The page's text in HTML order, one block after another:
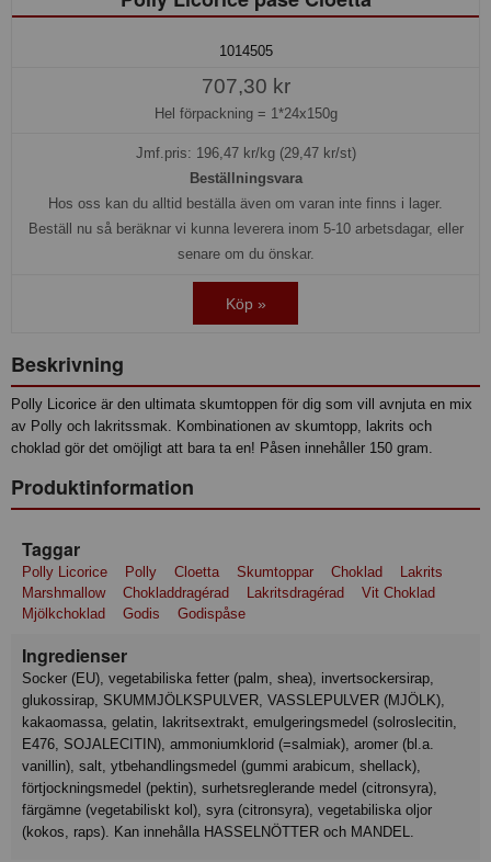
1014505
707,30 kr
Hel förpackning = 1*24x150g
Jmf.pris: 196,47kr/kg (29,47 kr/st)
Beställningsvara
Hos oss kan du alltid beställa även om varan inte finns i lager.
Beställ nu så beräknar vi kunna leverera inom 5-10 arbetsdagar, eller
senare om du önskar.
Köp »
Beskrivning
Polly Licorice är den ultimata skumtoppen för dig som vill avnjuta en mix
av Polly och lakritssmak. Kombinationen av skumtopp, lakrits och
choklad gör det omöjligt att bara ta en! Påsen innehåller 150 gram.
Produktinformation
Taggar
Polly Licorice Polly Cloetta Skumtoppar Choklad
Lakrits
Marshmallow
Chokladdragérad Lakritsdragérad
Vit Choklad
Mjölkchoklad
Godis Godispåse
Ingredienser
socker (EU), vegetabiliska fetter (palm, shea), invertsockersirap,
glukossirap, SKUMMJÖLKSPULVER, VASSLEPULVER (MJÖLK),
kakaomassa, gelatin, lakritsextrakt, emulgeringsmedel (solroslecitin,
E476, SOJALECITIN), ammoniumklorid (=salmiak), aromer (bl.a.
vanillin), salt, ytbehandlingsmedel (gummi arabicum, shellack),
förtjockningsmedel (pektin), surhetsreglerande medel (citronsyra),
färgämne (vegetabiliskt kol), syra (citronsyra), vegetabiliska oljor
(kokos, raps). Kan innehålla HASSELNÖTTER och MANDEL.